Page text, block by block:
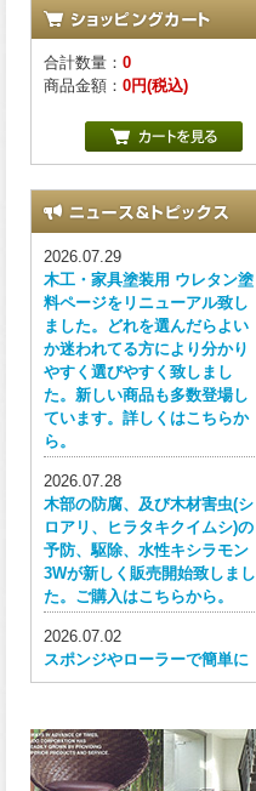
合計数量： 0
商品金額： 0円(税込)
2026.07.29
木工・家具塗装用 ウレタン塗
料ページをリニューアル致し
ました。どれを選んだらよい
か迷われてる方により分かり
やすく選びやすく致しまし
た。新しい商品も多数登場し
ています。詳しくはこちらか
ら。
2026.07.28
木部の防腐、及び木材害虫(シ
ロアリ、ヒラタキクイムシ)の
予防、駆除、水性キシラモン
3Wが新しく販売開始致しまし
た。ご購入はこちらから。
2026.07.02
スポンジやローラーで簡単に
塗ってはがせる目かくし用水
イントが新しく販売開始致し
ました。ご購入はこちらか
ら。